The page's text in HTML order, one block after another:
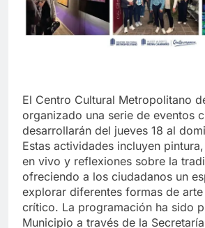
El Centro Cultural Metropolitano
organizado una serie de eventos
desarrollarán del jueves 18 al
Estas actividades incluyen
en vivo y reflexiones sobre la
ofreciendo a los ciudadanos un
explorar diferentes formas de
crítico. La programación ha sido
Municipio a través de la